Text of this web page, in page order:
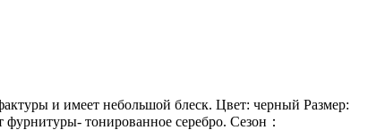
и имеет небольшой блеск. Цвет: черный Размер:
тонированное серебро. Сезон：